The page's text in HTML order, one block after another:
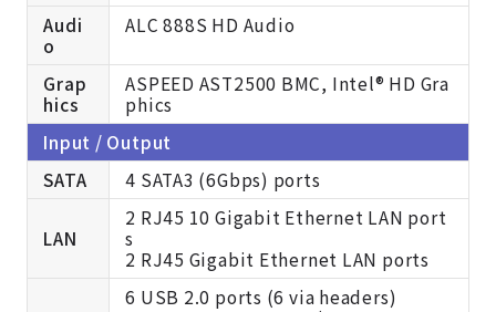
Audi
o
ALC 888S HD Audio
Grap
hics
ASPEED AST2500 BMC, Intel® HD Gra
phics
Input / Output
SATA
4 SATA3 (6Gbps) ports
LAN
2 RJ45 10 Gigabit Ethernet LAN port
s
2 RJ45 Gigabit Ethernet LAN ports
6 USB 2.0 ports (6 via headers)